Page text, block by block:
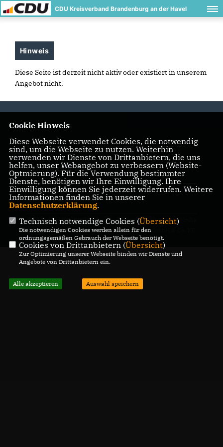
CDU Kreisverband Brandenburg an der Havel
Hinweis
Diese Seite ist derzeit nicht aktiv oder existiert in unserem
Angebot nicht.
IMPRESSUM DATENSCHUTZ KONTAKT
CDU Brandenburg
CDU Deutschlands
@2026 CDU Kreisverband
Brandenburg an der Havel
Alle Rechte vorbehalten.
Realisation: Sharkness Media
Cookie Hinweis
Diese Webseite verwendet Cookies, die notwendig
sind, um die Webseite zu nutzen. Weiterhin
verwenden wir Dienste von Drittanbietern, die uns
helfen, unser Webangebot zu verbessern (Website-
Optmierung). Für die Verwendung bestimmter
Dienste, benötigen wir Ihre Einwilligung. Ihre
Einwilligung können Sie jederzeit widerrufen. Weitere
Informationen finden Sie in unserer
Datenschutzerklärung.
Technisch notwendige Cookies (Übersicht)
Die notwendigen Cookies werden allein für den
ordnungsgemäßen Gebrauch der Webseite benötigt.
Cookies von Drittanbietern (Übersicht)
Zur Optimierung unserer Webseite binden wir Dienste und
Angebote von Drittanbietern ein.
Alle akzeptieren Auswahl speichern